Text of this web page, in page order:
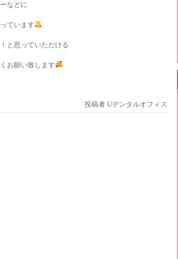
などに
ています
と思っていただける
お願い致します
投稿者 Uデンタルオフィス